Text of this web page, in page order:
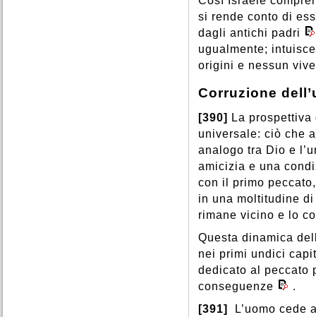
si rende conto di
dagli antichi padri
ugualmente;
origini e nessun
Corruzione
[390]
La
universale: ciò che
analogo tra Dio e
amicizia e una
con il primo
in una moltitudine
rimane vicino e lo
Questa dinamica
nei primi undici
dedicato al peccato
conseguenze
.
[391]
L’uomo